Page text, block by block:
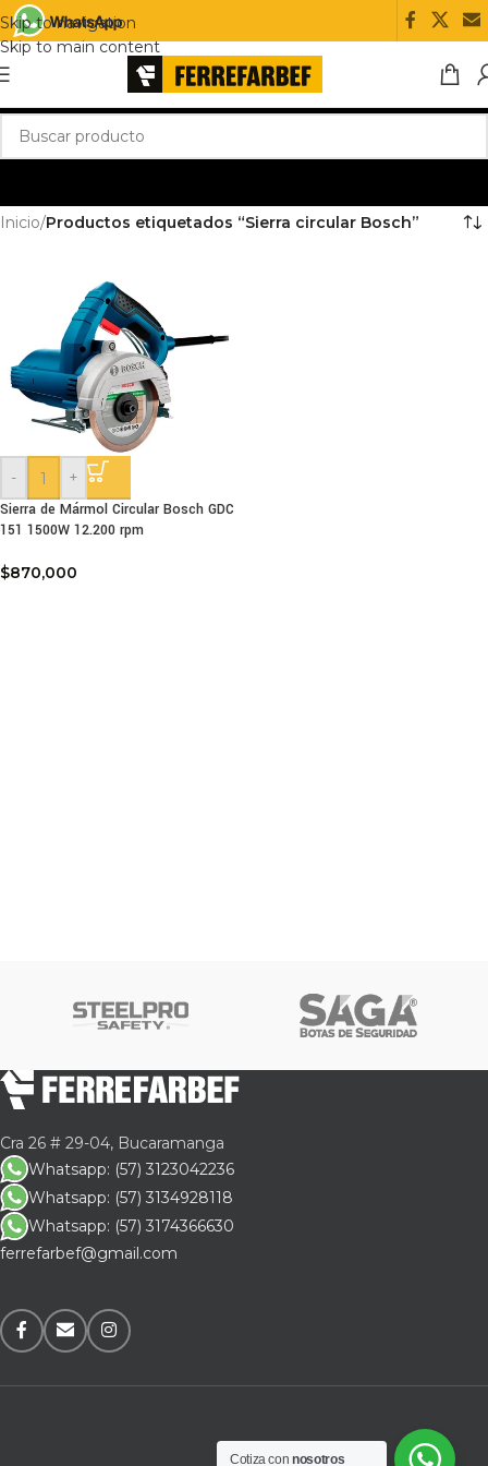
Skip to navigation
Skip to main content
Inicio/Productos etiquetados “Sierra circular Bosch”
-
+
Sierra de Mármol Circular Bosch GDC
151 1500W 12.200 rpm
$870,000
Cra 26 # 29-04, Bucaramanga
Whatsapp: (57) 3123042236
Whatsapp: (57) 3134928118
Whatsapp: (57) 3174366630
ferrefarbef@gmail.com
Cotiza connosotros